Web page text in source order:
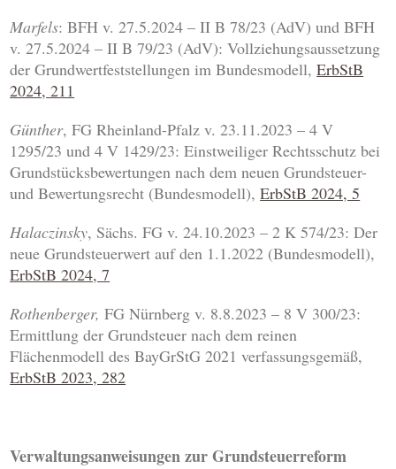
Marfels: BFH v. 27.5.2024 – II B 78/23 (AdV) und BFH
v. 27.5.2024 – II B 79/23 (AdV): Vollziehungsaussetzung
der Grundwertfeststellungen im Bundesmodell,ErbStB
2024, 211
Günther, FG Rheinland-Pfalz v. 23.11.2023 – 4 V
1295/23 und 4 V 1429/23: Einstweiliger Rechtsschutz bei
Grundstücksbewertungen nach dem neuen Grundsteuer-
und Bewertungsrecht (Bundesmodell),ErbStB 2024, 5
Halaczinsky, Sächs. FG v. 24.10.2023 – 2 K 574/23: Der
neue Grundsteuerwert auf den 1.1.2022 (Bundesmodell),
ErbStB 2024, 7
Rothenberger, FG Nürnberg v. 8.8.2023 – 8 V 300/23:
Ermittlung der Grundsteuer nach dem reinen
Flächenmodell des BayGrStG 2021 verfassungsgemäß,
ErbStB 2023, 282
Verwaltungsanweisungen zur Grundsteuerreform